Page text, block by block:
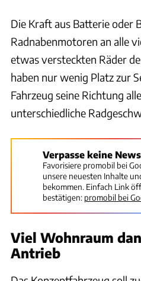
Die Kraft aus Batterie oder
Radnabenmotoren an alle
etwas versteckten Räder
haben nur wenig Platz zur
Fahrzeug seine Richtung
unterschiedliche
Verpasse keine
Favorisiere promobil bei
unsere neuesten Inhalte
bekommen. Einfach Link
bestätigen: promobil bei
Viel Wohnraum
Antrieb